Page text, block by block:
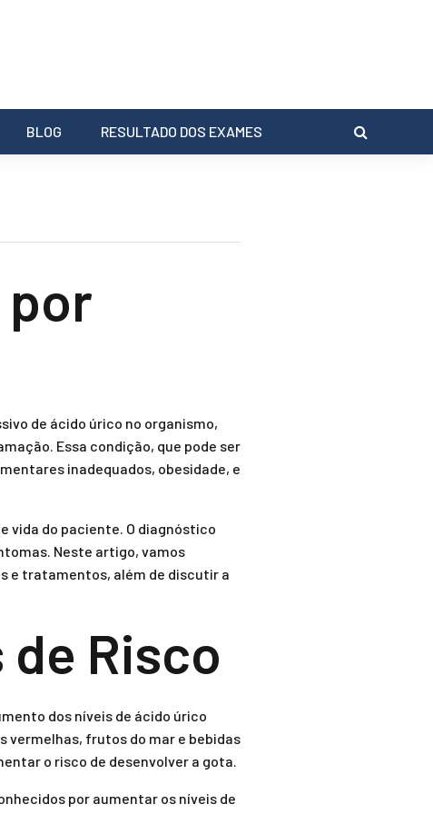
BLOG RESULTADO DOS EXAMES
por
de ácido úrico no organismo,
Essa condição, que pode ser
inadequados, obesidade, e
vida do paciente. O diagnóstico
Neste artigo, vamos
e tratamentos, além de discutir a
de Risco
dos níveis de ácido úrico
vermelhas, frutos do mar e bebidas
o risco de desenvolver a gota.
por aumentar os níveis de